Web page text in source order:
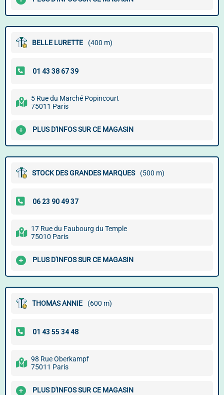
BELLE LURETTE (400 m)
5 Rue du Marché Popincourt
75011 Paris
PLUS D'INFOS SUR CE MAGASIN
STOCK DES GRANDES MARQUES (500 m)
17 Rue du Faubourg du Temple
75010 Paris
PLUS D'INFOS SUR CE MAGASIN
THOMAS ANNIE (600 m)
98 Rue Oberkampf
75011 Paris
PLUS D'INFOS SUR CE MAGASIN